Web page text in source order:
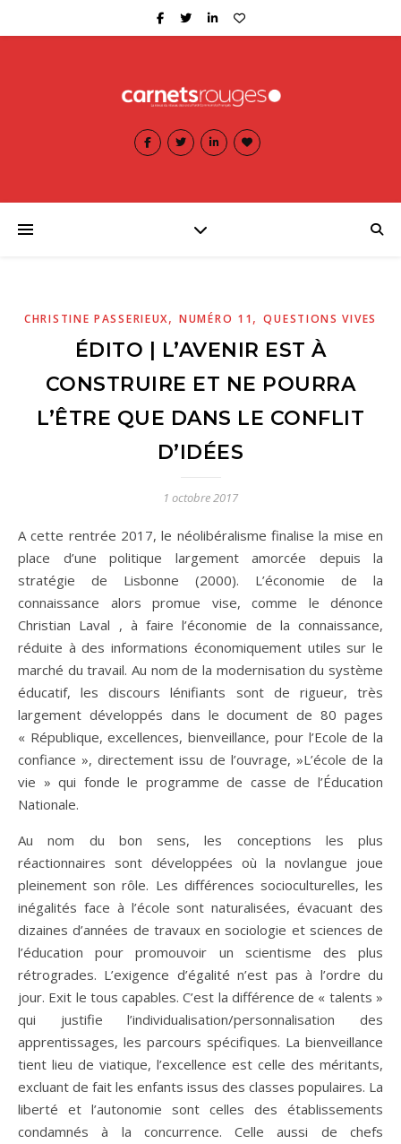
CHRISTINE PASSERIEUX,NUMÉRO 11,QUESTIONS VIVES
ÉDITO | L’AVENIR EST À
CONSTRUIRE ET NE POURRA
L’ÊTRE QUE DANS LE CONFLIT
D’IDÉES
1 octobre 2017
A cette rentrée 2017, le néolibéralisme finalise la mise en
place d’une politique largement amorcée depuis la
stratégie de Lisbonne (2000). L’économie de la
connaissance alors promue vise, comme le dénonce
Christian Laval , à faire l’économie de la connaissance,
réduite à des informations économiquement utiles sur le
marché du travail. Au nom de la modernisation du système
éducatif, les discours lénifiants sont de rigueur, très
largement développés dans le document de 80 pages
« République, excellences, bienveillance, pour l’Ecole de la
confiance », directement issu de l’ouvrage, »L’école de la
vie » qui fonde le programme de casse de l’Éducation
Nationale.
Au nom du bon sens, les conceptions les plus
réactionnaires sont développées où la novlangue joue
pleinement son rôle. Les différences socioculturelles, les
inégalités face à l’école sont naturalisées, évacuant des
dizaines d’années de travaux en sociologie et sciences de
l’éducation pour promouvoir un scientisme des plus
rétrogrades. L’exigence d’égalité n’est pas à l’ordre du
jour. Exit le tous capables. C’est la différence de « talents »
qui justifie l’individualisation/personnalisation des
apprentissages, les parcours spécifiques. La bienveillance
tient lieu de viatique, l’excellence est celle des méritants,
excluant de fait les enfants issus des classes populaires. La
liberté et l’autonomie sont celles des établissements
condamnés à la concurrence. Celle aussi de chefs